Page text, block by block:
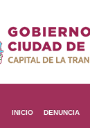
INICIO DENUNCIA